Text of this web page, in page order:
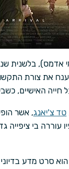
אדמס), בלשנית
את צורת
האישיים,
טד צ'יאנג, אשר
בי ציפייה
סרט מדע בדיוני